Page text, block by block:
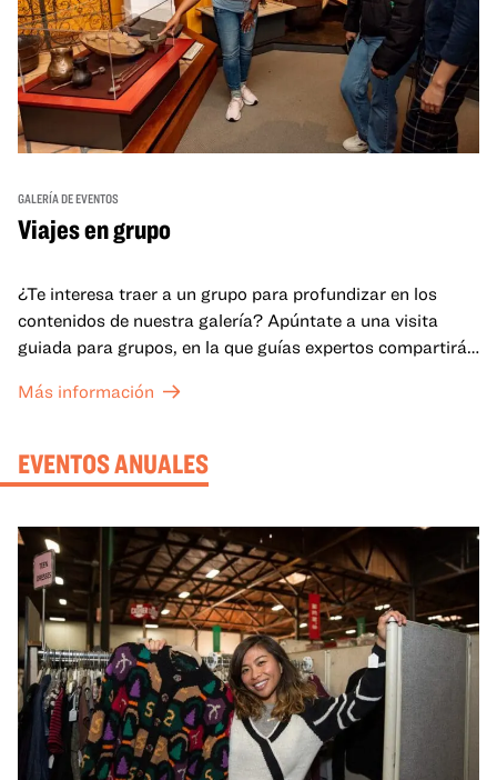
GALERÍA DE EVENTOS
Viajes en grupo
¿Te interesa traer a un grupo para profundizar en los
contenidos de nuestra galería? Apúntate a una visita
guiada para grupos, en la que guías expertos compartirán
mejor lo que se expone en las galerías del OMCA.
Más información
EVENTOS ANUALES